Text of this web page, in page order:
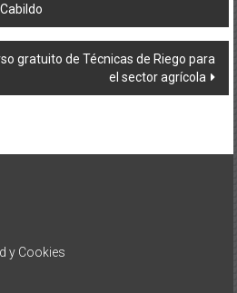
gratuito de Técnicas de Riego para
el sector agrícola
y Cookies